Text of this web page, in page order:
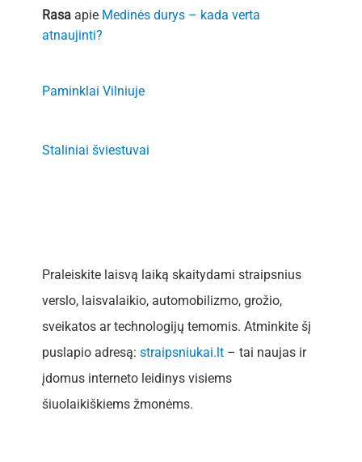
Rasaapie Medinės durys – kada verta
atnaujinti?
Paminklai Vilniuje
Staliniai šviestuvai
Praleiskite laisvą laiką skaitydami straipsnius
verslo, laisvalaikio, automobilizmo, grožio,
sveikatos ar technologijų temomis. Atminkite šį
puslapio adresą: straipsniukai.lt– tai naujas ir
įdomus interneto leidinys visiems
šiuolaikiškiems žmonėms.